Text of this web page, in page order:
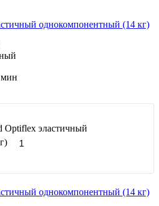
однокомпонентный (14 кг)
Optiflex эластичный
однокомпонентный (14 кг)